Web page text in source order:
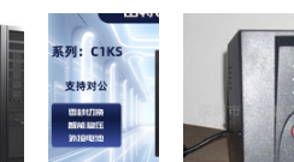
GXE06K00TL1101C00
助力广东用
户保障电力
安全
C3K UPS
电源现货特
惠，实现稳
定不间断供